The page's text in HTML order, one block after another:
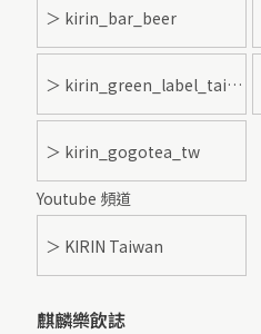
＞ kirin_bar_beer
＞ kirin_green_label_taiwan
＞ kirin_gogotea_tw
Youtube 頻道
＞ KIRIN Taiwan
麒麟樂飲誌